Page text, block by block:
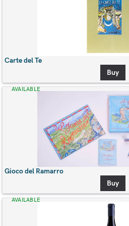
Carte del Te
Buy
Gioco del Ramarro
AVAILABLE
Buy
AVAILABLE